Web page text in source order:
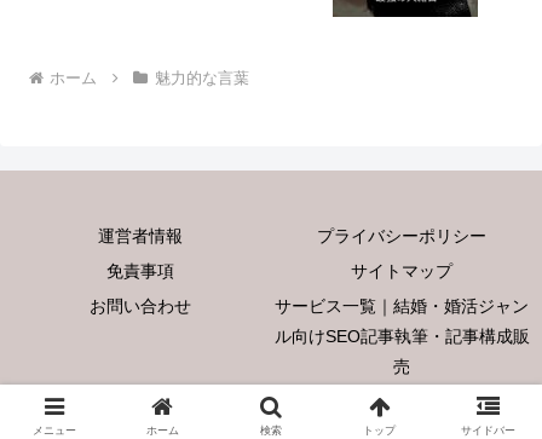
ホーム 魅力的な言葉
運営者情報
プライバシーポリシー
免責事項
サイトマップ
お問い合わせ
サービス一覧｜結婚・婚活ジャン
ル向けSEO記事執筆・記事構成販
売
Copyright © 2025 言葉の魅力 All Rights Reserved.
メニュー ホーム 検索 トップ サイドバー